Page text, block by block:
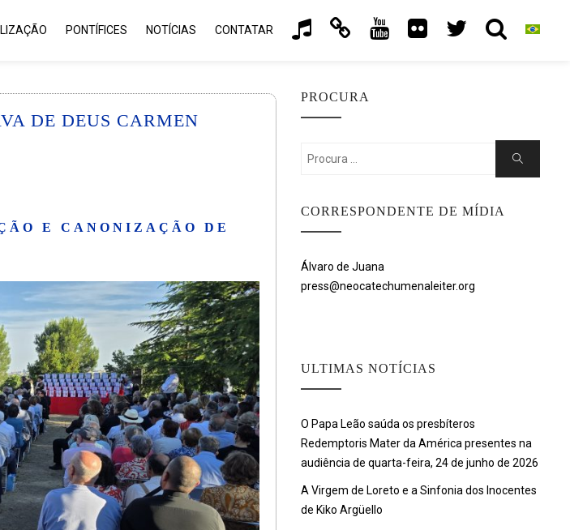
PONTÍFICES NOTÍCIAS CONTATAR
DE DEUS CARMEN
E CANONIZAÇÃO DE
PROCURA
Search
Search
CORRESPONDENTE DE MÍDIA
Álvaro de Juana
press@neocatechumenaleiter.org
ULTIMAS NOTÍCIAS
O Papa Leão saúda os presbíteros
Redemptoris Mater da América presentes na
audiência de quarta-feira, 24 de junho de 2026
A Virgem de Loreto e a Sinfonia dos Inocentes
de Kiko Argüello